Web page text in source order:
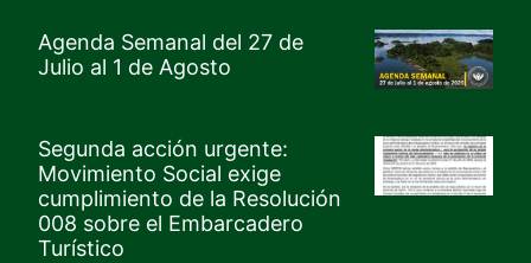
Agenda Semanal del 27 de
Julio al 1 de Agosto
Segunda acción urgente:
Movimiento Social exige
cumplimiento de la Resolución
008 sobre el Embarcadero
Turístico